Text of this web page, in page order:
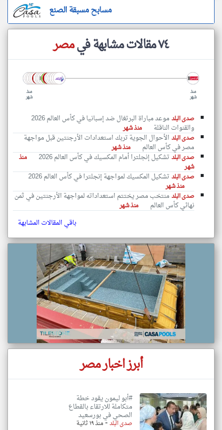
مسابح مسبقة الصنع
٧٤ مقالات مشابهة في مصر
منذ
شهر
منذ
شهر
صدى البلد موعد مباراة البرتغال ضد إسبانيا في كأس العالم 2026
والقنوات الناقلة
منذ شهر
صدى البلد الأحوال الجوية تربك استعدادات الأرجنتين قبل مواجهة
مصر في كأس العالم
منذ شهر
صدى البلد تشكيل إنجلترا أمام المكسيك في كأس العالم 2026
منذ
شهر
صدى البلد تشكيل المكسيك لمواجهة إنجلترا في كأس العالم 2026
منذ شهر
صدى البلد منتخب مصر يختتم استعداداته لمواجهة الأرجنتين في ثمن
نهائي كأس العالم منذ شهر
باقي المقالات المشابهة
أبرز اخبار مصر
#أبو ليمون يقود خطة
متكاملة للارتقاء بالقطاع
الصحي في بورسعيد
صدى البلد-منذ ١٩ ثانية